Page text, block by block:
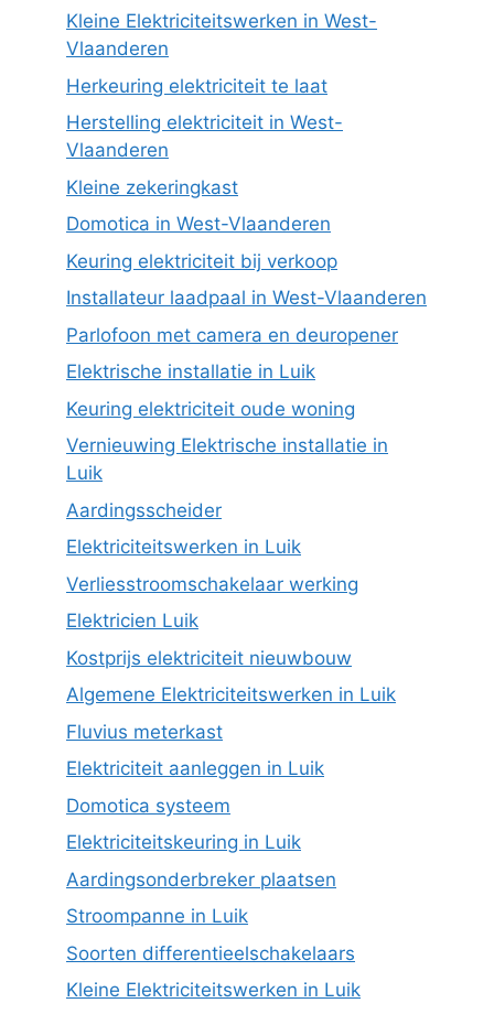
Kleine Elektriciteitswerken in West-
Vlaanderen
Herkeuring elektriciteit te laat
Herstelling elektriciteit in West-
Vlaanderen
Kleine zekeringkast
Domotica in West-Vlaanderen
Keuring elektriciteit bij verkoop
Installateur laadpaal in West-Vlaanderen
Parlofoon met camera en deuropener
Elektrische installatie in Luik
Keuring elektriciteit oude woning
Vernieuwing Elektrische installatie in
Luik
Aardingsscheider
Elektriciteitswerken in Luik
Verliesstroomschakelaar werking
Elektricien Luik
Kostprijs elektriciteit nieuwbouw
Algemene Elektriciteitswerken in Luik
Fluvius meterkast
Elektriciteit aanleggen in Luik
Domotica systeem
Elektriciteitskeuring in Luik
Aardingsonderbreker plaatsen
Stroompanne in Luik
Soorten differentieelschakelaars
Kleine Elektriciteitswerken in Luik